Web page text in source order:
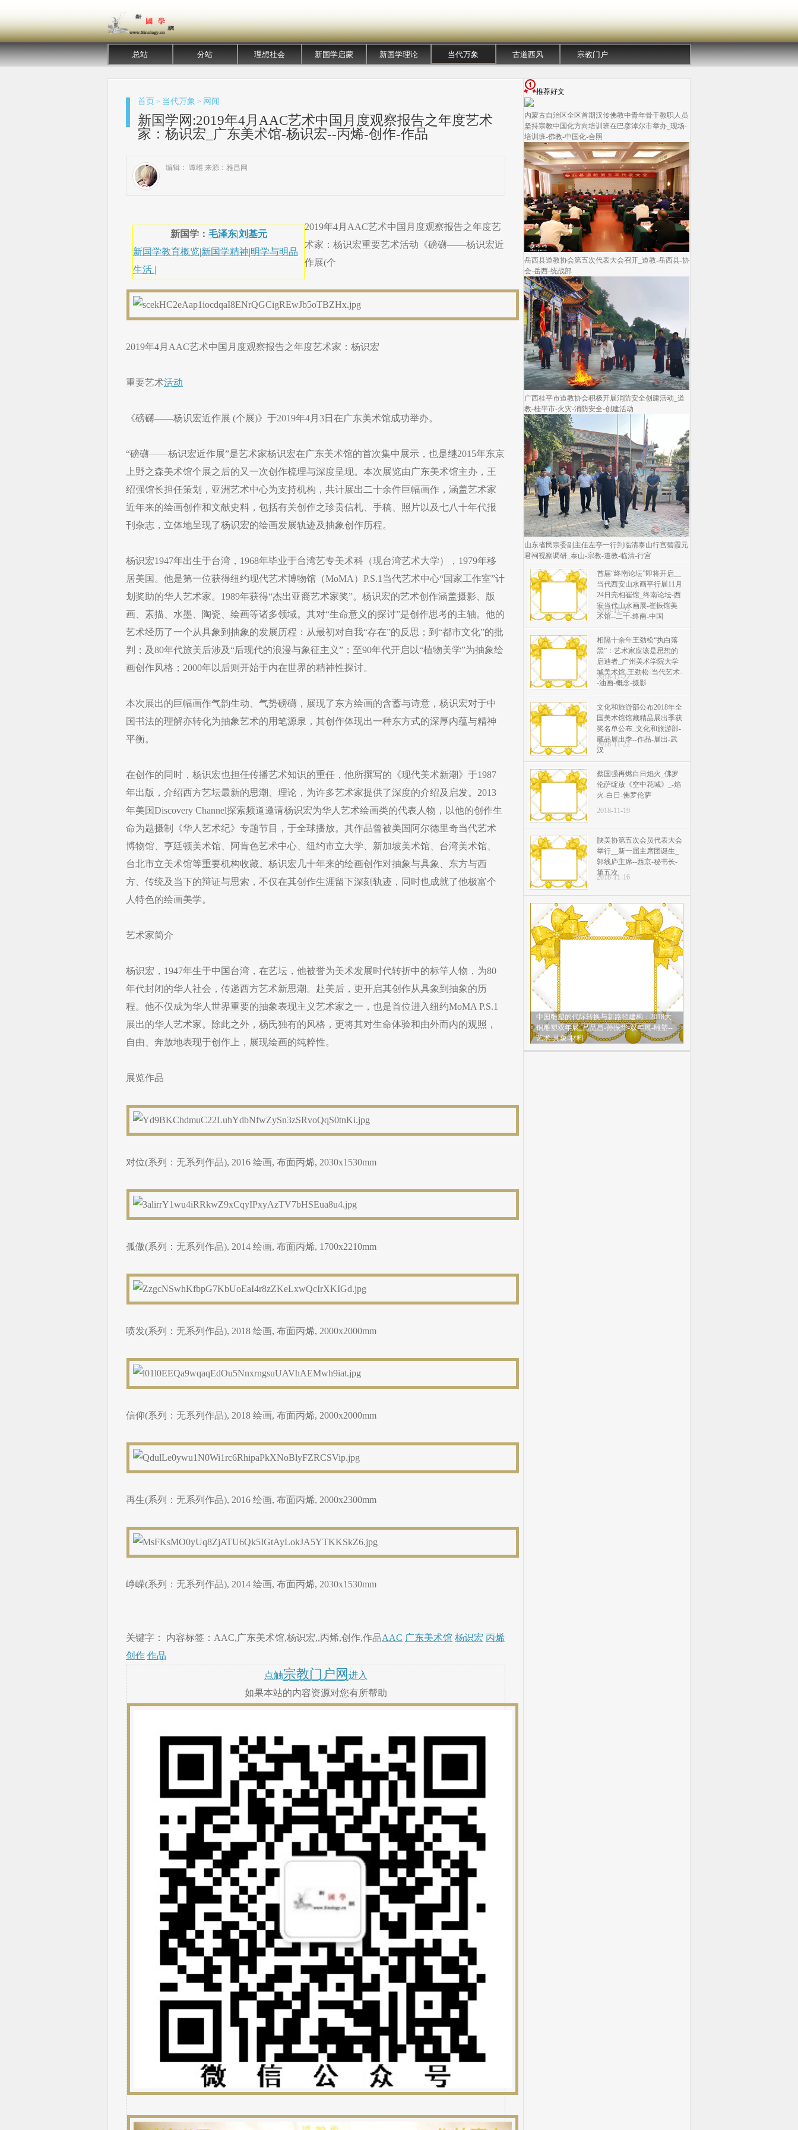
总站 分站 理想社会 新国学启蒙 新国学理论 当代万象 古道西风 宗教门户
首页 > 当代万象 > 网闻
新国学网:2019年4月AAC艺术中国月度观察报告之年度艺术
家：杨识宏_广东美术馆-杨识宏--丙烯-创作-作品
编辑： 谭维 来源：雅昌网
新国学： 毛泽东|刘基元
新国学教育概览|新国学精神|明学与明品
生活 |
2019年4月AAC艺术中国月度观察报告之年度艺
术家：杨识宏重要艺术活动《磅礴——杨识宏近
作展(个
2019年4月AAC艺术中国月度观察报告之年度艺术家：杨识宏
重要艺术活动
《磅礴——杨识宏近作展 (个展)》于2019年4月3日在广东美术馆成功举办。
“磅礴——杨识宏近作展”是艺术家杨识宏在广东美术馆的首次集中展示，也是继2015年东京
上野之森美术馆个展之后的又一次创作梳理与深度呈现。本次展览由广东美术馆主办，王
绍强馆长担任策划，亚洲艺术中心为支持机构，共计展出二十余件巨幅画作，涵盖艺术家
近年来的绘画创作和文献史料，包括有关创作之珍贵信札、手稿、照片以及七八十年代报
刊杂志，立体地呈现了杨识宏的绘画发展轨迹及抽象创作历程。
杨识宏1947年出生于台湾，1968年毕业于台湾艺专美术科（现台湾艺术大学），1979年移
居美国。他是第一位获得纽约现代艺术博物馆（MoMA）P.S.1当代艺术中心“国家工作室”计
划奖助的华人艺术家。1989年获得“杰出亚裔艺术家奖”。杨识宏的艺术创作涵盖摄影、版
画、素描、水墨、陶瓷、绘画等诸多领域。其对“生命意义的探讨”是创作思考的主轴。他的
艺术经历了一个从具象到抽象的发展历程：从最初对自我“存在”的反思；到“都市文化”的批
判；及80年代旅美后涉及“后现代的浪漫与象征主义”；至90年代开启以“植物美学”为抽象绘
画创作风格；2000年以后则开始于内在世界的精神性探讨。
本次展出的巨幅画作气韵生动、气势磅礴，展现了东方绘画的含蓄与诗意，杨识宏对于中
国书法的理解亦转化为抽象艺术的用笔源泉，其创作体现出一种东方式的深厚内蕴与精神
平衡。
在创作的同时，杨识宏也担任传播艺术知识的重任，他所撰写的《现代美术新潮》于1987
年出版，介绍西方艺坛最新的思潮、理论，为许多艺术家提供了深度的介绍及启发。2013
年美国Discovery Channel探索频道邀请杨识宏为华人艺术绘画类的代表人物，以他的创作生
命为题摄制《华人艺术纪》专题节目，于全球播放。其作品曾被美国阿尔德里奇当代艺术
博物馆、亨廷顿美术馆、阿肯色艺术中心、纽约市立大学、新加坡美术馆、台湾美术馆、
台北市立美术馆等重要机构收藏。杨识宏几十年来的绘画创作对抽象与具象、东方与西
方、传统及当下的辩证与思索，不仅在其创作生涯留下深刻轨迹，同时也成就了他极富个
人特色的绘画美学。
艺术家简介
杨识宏，1947年生于中国台湾，在艺坛，他被誉为美术发展时代转折中的标竿人物，为80
年代封闭的华人社会，传递西方艺术新思潮。赴美后，更开启其创作从具象到抽象的历
程。他不仅成为华人世界重要的抽象表现主义艺术家之一，也是首位进入纽约MoMA P.S.1
展出的华人艺术家。除此之外，杨氏独有的风格，更将其对生命体验和由外而内的观照，
自由、奔放地表现于创作上，展现绘画的纯粹性。
展览作品
对位(系列：无系列作品), 2016 绘画, 布面丙烯, 2030x1530mm
孤傲(系列：无系列作品), 2014 绘画, 布面丙烯, 1700x2210mm
喷发(系列：无系列作品), 2018 绘画, 布面丙烯, 2000x2000mm
信仰(系列：无系列作品), 2018 绘画, 布面丙烯, 2000x2000mm
再生(系列：无系列作品), 2016 绘画, 布面丙烯, 2000x2300mm
峥嵘(系列：无系列作品), 2014 绘画, 布面丙烯, 2030x1530mm
关键字： 内容标签：AAC,广东美术馆,杨识宏,,丙烯,创作,作品AAC 广东美术馆 杨识宏 丙烯
创作 作品
点触宗教门户网 进入
如果本站的内容资源对您有所帮助
推荐好文
内蒙古自治区全区首期汉传佛教中青年骨干教职人员
坚持宗教中国化方向培训班在巴彦淖尔市举办_现场-
培训班-佛教-中国化-合照
岳西县道教协会第五次代表大会召开_道教-岳西县-协
会-岳西-统战部
广西桂平市道教协会积极开展消防安全创建活动_道
教-桂平市-火灾-消防安全-创建活动
山东省民宗委副主任左亭一行到临清泰山行宫碧霞元
君祠视察调研_泰山-宗教-道教-临清-行宫
首届“终南论坛”即将开启__
当代西安山水画平行展11月
24日亮相崔馆_终南论坛-西
安当代山水画展-崔振馆美
术馆--二十-终南-中国
2018-11-22
相隔十余年王劲松“执白落
黑”：艺术家应该是思想的
启迪者_广州美术学院大学
城美术馆-王劲松-当代艺术-
-油画-概念-摄影
2018-11-22
文化和旅游部公布2018年全
国美术馆馆藏精品展出季获
奖名单公布_文化和旅游部-
藏品展出季--作品-展出-武
汉
2018-11-22
蔡国强再燃白日焰火_佛罗
伦萨绽放《空中花城》_-焰
火-白日-佛罗伦萨
2018-11-19
陕美协第五次会员代表大会
举行__新一届主席团诞生_
郭线庐主席--西京-秘书长-
第五次
2018-11-16
中国雕塑的代际转换与新路径建构：2018大
铜雕塑双年展_吕品昌-孙振华-双年展-雕塑--
艺术-具象-材料